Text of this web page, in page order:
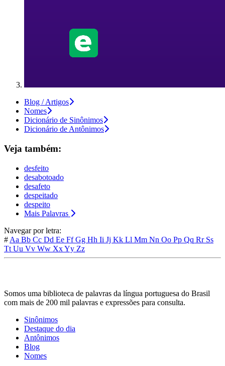
Blog / Artigos
Nomes
Dicionário de Sinônimos
Dicionário de Antônimos
Veja também:
desfeito
desabotoado
desafeto
despeitado
despeito
Mais Palavras
Navegar por letra:
# Aa Bb Cc Dd Ee FfGg Hh Ii Jj Kk Ll Mm Nn Oo Pp Qq Rr Ss
Tt Uu Vv Ww XxYy Zz
Somos uma biblioteca de palavras da língua portuguesa do Brasil
com mais de 200 mil palavras e expressões para consulta.
Sinônimos
Destaque do dia
Antônimos
Blog
Nomes